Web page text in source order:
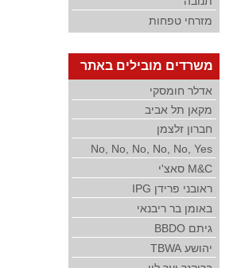
מזרחי טפחות
משרדים מובילים באתר
אדלר חומסקי
מקאן תל אביב
חברון זלצמן
No, No, No, No, No, Yes
M&C סאצ'י
ראובני פרידן IPG
באומן בר ריבנאי
גיתם BBDO
יהושע TBWA